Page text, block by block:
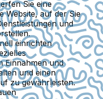
Sie eine
Website, auf der Sie
und
einrichten
Einnahmen und
und einen
zu gewährleisten.